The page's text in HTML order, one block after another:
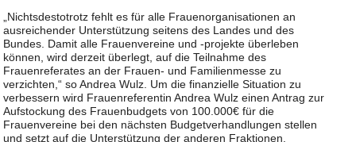
„Nichtsdestotrotz fehlt es für alle Frauenorganisationen an
ausreichender Unterstützung seitens des Landes und des
Bundes. Damit alle Frauenvereine und -projekte überleben
können, wird derzeit überlegt, auf die Teilnahme des
Frauenreferates an der Frauen- und Familienmesse zu
verzichten,“ so Andrea Wulz. Um die finanzielle Situation zu
verbessern wird Frauenreferentin Andrea Wulz einen Antrag zur
Aufstockung des Frauenbudgets von 100.000€ für die
Frauenvereine bei den nächsten Budgetverhandlungen stellen
und setzt auf die Unterstützung der anderen Fraktionen.